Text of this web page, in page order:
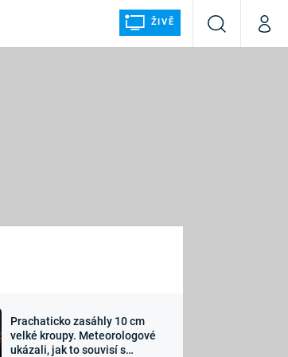
ŽIVĚ
VyhledáváníMůj
Sledujte nás
Prachaticko zasáhly 10 cm
velké kroupy. Meteorologové
ukázali, jak to souvisí s